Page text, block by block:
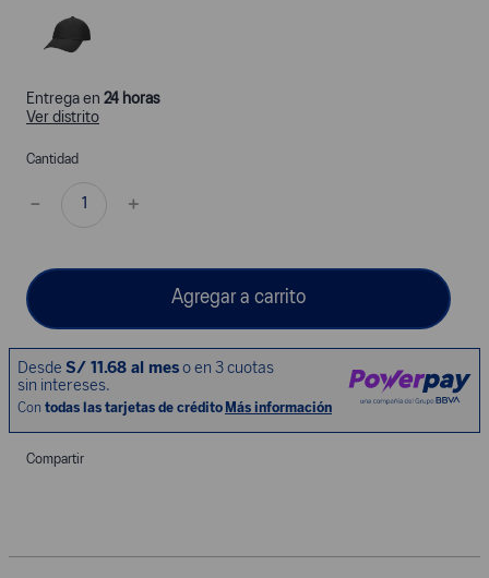
Entrega en 24 horas
Ver distrito
Cantidad
＋
－
Agregar a carrito
Compartir